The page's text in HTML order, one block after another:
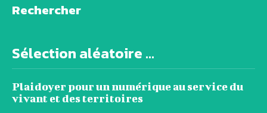
Rechercher
Sélection aléatoire ...
Plaidoyer pour un numérique au service du
vivant et des territoires